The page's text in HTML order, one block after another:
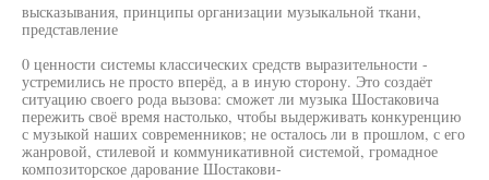
высказывания, принципы организации музыкальной ткани,
представление
0 ценности системы классических средств выразительности -
устремились не просто вперёд, а в иную сторону. Это создаёт
ситуацию своего рода вызова: сможет ли музыка Шостаковича
пережить своё время настолько, чтобы выдерживать конкуренцию
с музыкой наших современников; не осталось ли в прошлом, с его
жанровой, стилевой и коммуникативной системой, громадное
композиторское дарование Шостакови-